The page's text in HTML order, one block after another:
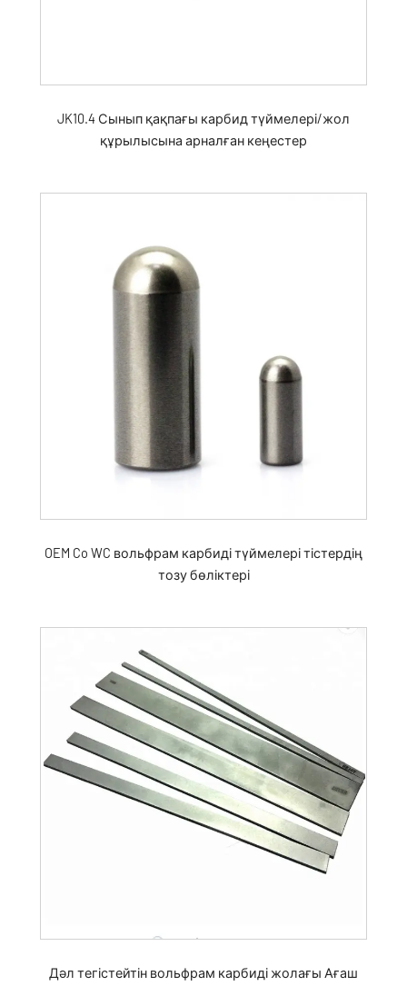
JK10.4 Сынып қақпағы карбид түймелері/жол
құрылысына арналған кеңестер
OEM Co WC вольфрам карбиді түймелері тістердің
тозу бөліктері
Дәл тегістейтін вольфрам карбиді жолағы Ағаш